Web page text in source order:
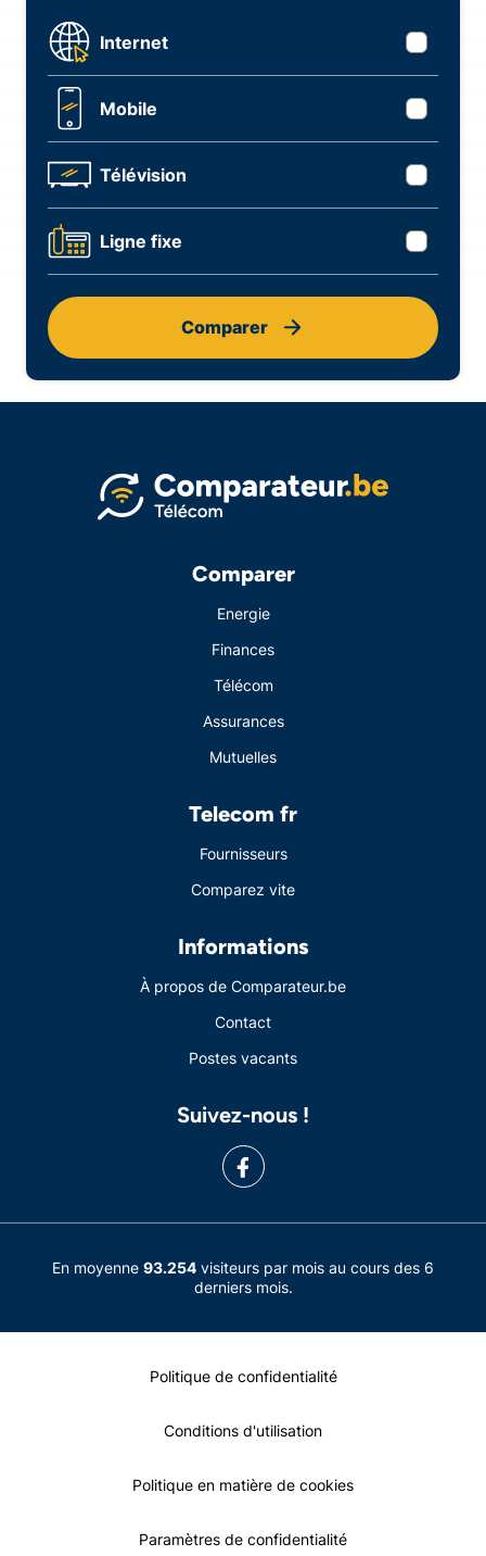
Internet
Mobile
Télévision
Ligne fixe
Comparer
Comparer
Energie
Finances
Télécom
Assurances
Mutuelles
Telecom fr
Fournisseurs
Comparez vite
Informations
À propos de Comparateur.be
Contact
Postes vacants
Suivez-nous !
En moyenne 93.254 visiteurs par mois au cours des 6
derniers mois.
Politique de confidentialité
Conditions d'utilisation
Politique en matière de cookies
Paramètres de confidentialité